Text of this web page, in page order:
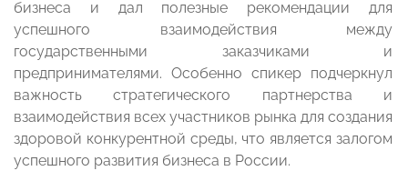
бизнеса и дал полезные рекомендации для
успешного взаимодействия между
государственными заказчиками и
предпринимателями. Особенно спикер подчеркнул
важность стратегического партнерства и
взаимодействия всех участников рынка для создания
здоровой конкурентной среды, что является залогом
успешного развития бизнеса в России.